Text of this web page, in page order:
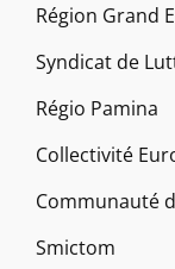
Région Grand
Syndicat de
Régio Pamina
Collectivité
Communauté
Smictom